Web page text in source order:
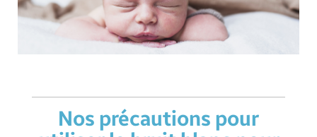
Nos précautions pour